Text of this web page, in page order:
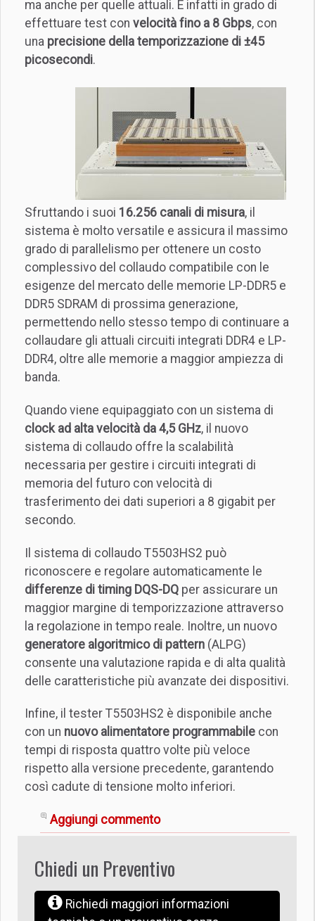
ma anche per quelle attuali. È infatti in grado di
effettuare test con velocità fino a 8 Gbps, con
una precisione della temporizzazione di ±45
picosecondi.
Sfruttando i suoi 16.256 canali di misura, il
sistema è molto versatile e assicura il massimo
grado di parallelismo per ottenere un costo
complessivo del collaudo compatibile con le
esigenze del mercato delle memorie LP-DDR5 e
DDR5 SDRAM di prossima generazione,
permettendo nello stesso tempo di continuare a
collaudare gli attuali circuiti integrati DDR4 e LP-
DDR4, oltre alle memorie a maggior ampiezza di
banda.
Quando viene equipaggiato con un sistema di
clock ad alta velocità da 4,5 GHz, il nuovo
sistema di collaudo offre la scalabilità
necessaria per gestire i circuiti integrati di
memoria del futuro con velocità di
trasferimento dei dati superiori a 8 gigabit per
secondo.
Il sistema di collaudo T5503HS2 può
riconoscere e regolare automaticamente le
differenze di timing DQS-DQ per assicurare un
maggior margine di temporizzazione attraverso
la regolazione in tempo reale. Inoltre, un nuovo
generatore algoritmico di pattern (ALPG)
consente una valutazione rapida e di alta qualità
delle caratteristiche più avanzate dei dispositivi.
Infine, il tester T5503HS2 è disponibile anche
con un nuovo alimentatore programmabile con
tempi di risposta quattro volte più veloce
rispetto alla versione precedente, garantendo
così cadute di tensione molto inferiori.
Aggiungi commento
Chiedi un Preventivo
Richiedi maggiori informazioni